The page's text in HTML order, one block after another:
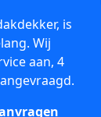
is
Wij
aan, 4